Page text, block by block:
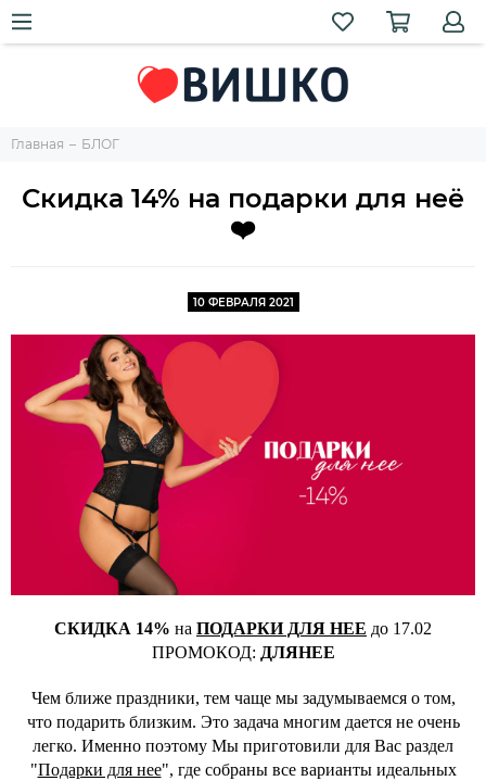
Главная БЛОГ
Скидка 14% на подарки для неё
❤️
10 ФЕВРАЛЯ 2021
СКИДКА 14% на ПОДАРКИ ДЛЯ НЕЕ до 17.02
ПРОМОКОД: ДЛЯНЕЕ
Чем ближе праздники, тем чаще мы задумываемся о том,
что подарить близким. Это задача многим дается не очень
легко. Именно поэтому Мы приготовили для Вас раздел
"Подарки для нее", где собраны все варианты идеальных